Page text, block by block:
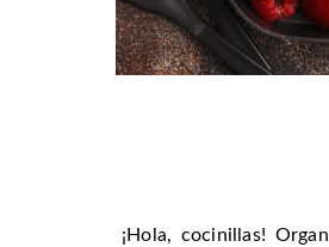
¡Hola, cocinillas!